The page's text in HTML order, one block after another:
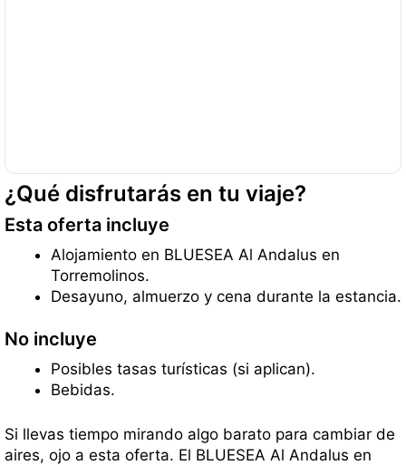
¿Qué disfrutarás en tu viaje?
Esta oferta incluye
Alojamiento en BLUESEA Al Andalus en
Torremolinos.
Desayuno, almuerzo y cena durante la estancia.
No incluye
Posibles tasas turísticas (si aplican).
Bebidas.
Si llevas tiempo mirando algo barato para cambiar de
aires, ojo a esta oferta. El BLUESEA Al Andalus en